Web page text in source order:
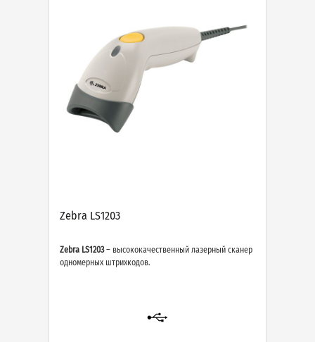
Zebra LS1203
Zebra LS1203– высококачественный лазерный сканер
одномерных штрихкодов.